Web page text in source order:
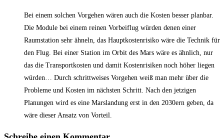
Bei einem solchen Vorgehen wären auch die Kosten besser planbar.
Die Module bei einem reinen Vorbeiflug würden denen einer
Raumstation sehr ähneln, das Hauptkostenrisiko wäre die Technik für
den Flug. Bei einer Station im Orbit des Mars wäre es ähnlich, nur
das die Transportkosten und damit Kostenrisiken noch höher liegen
würden… Durch schrittweises Vorgehen weiß man mehr über die
Probleme und Kosten im nächsten Schritt. Nach den jetzigen
Planungen wird es eine Marslandung erst in den 2030ern geben, da
wäre dieser Ansatz von Vorteil.